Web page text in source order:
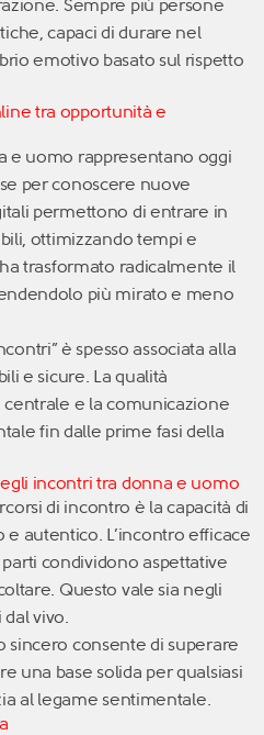
Sempre più persone
capaci di durare nel
emotivo basato sul rispetto
tra opportunità e
e uomo rappresentano oggi
per conoscere nuove
permettono di entrare in
ottimizzando tempi e
trasformato radicalmente il
più mirato e meno
è spesso associata alla
e sicure. La qualità
e la comunicazione
fin dalle prime fasi della
incontri tra donna e uomo
di incontro è la capacità di
autentico. L’incontro efficace
condividono aspettative
Questo vale sia negli
vivo.
sincero consente di superare
una base solida per qualsiasi
al legame sentimentale.